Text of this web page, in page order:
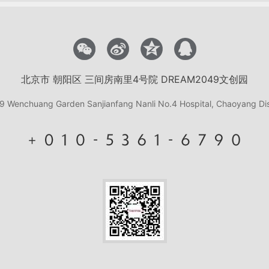
北京市 朝阳区 三间房南里4号院 DREAM2049文创园
Wenchuang Garden Sanjianfang Nanli No.4 Hospital, Chaoyang